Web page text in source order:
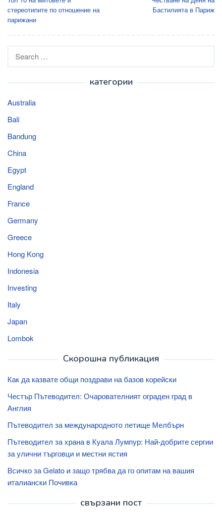
navigation
стереотипите по отношение на
парижани
Бастилията в Париж
Search
категории
Australia
Bali
Bandung
China
Egypt
England
France
Germany
Greece
Hong Kong
Indonesia
Investing
Italy
Japan
Lombok
Скорошна публикация
Как да казвате общи поздрави на базов корейски
Честър Пътеводител: Очарователният ограден град в
Англия
Пътеводител за международното летище Мелбърн
Пътеводител за храна в Куала Лумпур: Най-добрите сергии
за улични търговци и местни ястия
Всичко за Gelato и защо трябва да го опитам на вашия
италиански Почивка
свързани пост